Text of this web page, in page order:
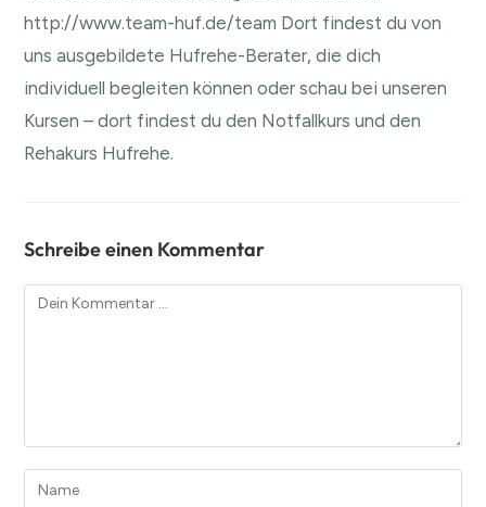
http://www.team-huf.de/team Dort findest du von
uns ausgebildete Hufrehe-Berater, die dich
individuell begleiten können oder schau bei unseren
Kursen – dort findest du den Notfallkursund den
Rehakurs Hufrehe.
Schreibe einen Kommentar